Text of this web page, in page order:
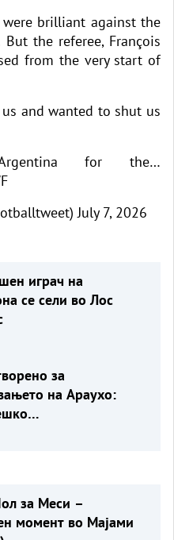
brilliant against the
the referee, François
from the very start of
and wanted to shut us
for the…
July 7, 2026
играч на
се сели во Лос
за
на Араухо:
за Меси –
момент во Мајами